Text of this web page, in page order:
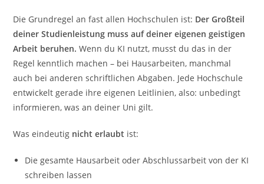
Die Grundregel an fast allen Hochschulen ist: Der Großteil
deiner Studienleistung muss auf deiner eigenen geistigen
Arbeit beruhen. Wenn du KI nutzt, musst du das in der
Regel kenntlich machen – bei Hausarbeiten, manchmal
auch bei anderen schriftlichen Abgaben. Jede Hochschule
entwickelt gerade ihre eigenen Leitlinien, also: unbedingt
informieren, was an deiner Uni gilt.
Was eindeutig nicht erlaubt ist:
Die gesamte Hausarbeit oder Abschlussarbeit von der KI
schreiben lassen